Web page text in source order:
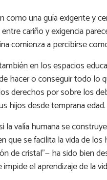
una guía exigente y
cariño y exigencia
comienza a percibirse
en los espacios
hacer o conseguir todo lo
derechos por sobre los
hijos desde temprana edad.
valía humana se
que se facilita la vida de
de cristal”— ha sido bien
el aprendizaje de la